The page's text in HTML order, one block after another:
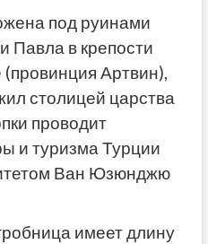
под руинами
Павла в крепости
Артвин),
столицей царства
проводит
и туризма Турции
Ван Юзюнджю
имеет длину